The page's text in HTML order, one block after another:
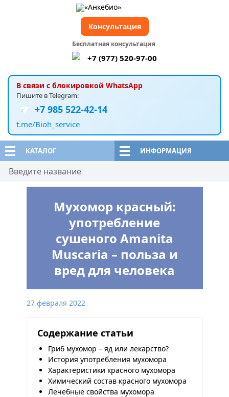
КАТАЛОГ ИНФОРМАЦИЯ
В связи с блокировкой WhatsApp
Пишите в Telegram:
+7 985 522-42-14
t.me/Bioh_service
Бесплатная консультация
+7 (977) 520-97-00
Консультация
Мухомор красный:
употребление
сушеного Amanita
Muscaria – польза и
вред для человека
27 февраля 2022
Содержание статьи
Гриб мухомор – яд или лекарство?
История употребления мухомора
Характеристики красного мухомора
Химический состав красного мухомора
Лечебные свойства мухомора